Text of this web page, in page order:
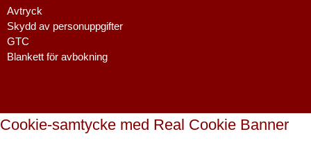
Avtryck
Skydd av personuppgifter
GTC
Blankett för avbokning
Cookie-samtycke med Real Cookie Banner
Italian
Danish